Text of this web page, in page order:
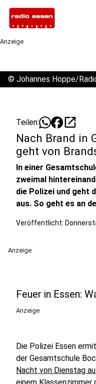
Anzeige
© Johannes Hoppe/
Teilen: open_in_new
Nach Brand in
geht von
In einer
zweimal
die Polizei und geht
aus. So geht es an
Veröffentlicht:
Anzeige
Feuer in Essen:
Anzeige
Die Polizei Essen
der Gesamtschule
Nacht von Dienstag